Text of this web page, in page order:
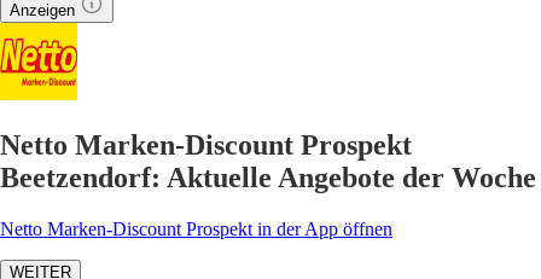
Anzeigen
Netto Marken-Discount Prospekt
Beetzendorf: Aktuelle Angebote der Woche
Netto Marken-Discount Prospekt in der App öffnen
WEITER